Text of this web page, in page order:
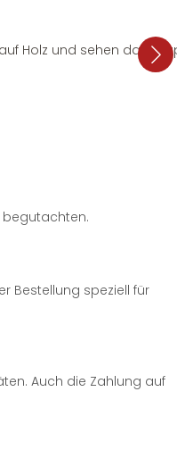
Holz und sehen dazu
begutachten.
Bestellung speziell für
Auch die Zahlung auf